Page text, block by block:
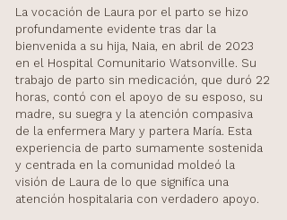
La vocación de Laura por el parto se hizo
profundamente evidente tras dar la
bienvenida a su hija, Naia, en abril de 2023
en el Hospital Comunitario Watsonville. Su
trabajo de parto sin medicación, que duró 22
horas, contó con el apoyo de su esposo, su
madre, su suegra y la atención compasiva
de la enfermera Mary y partera María. Esta
experiencia de parto sumamente sostenida
y centrada en la comunidad moldeó la
visión de Laura de lo que significa una
atención hospitalaria con verdadero apoyo.